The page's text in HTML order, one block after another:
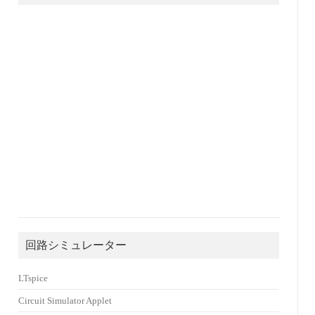
回路シミュレーター
LTspice
Circuit Simulator Applet